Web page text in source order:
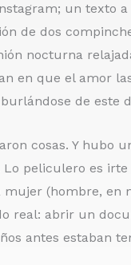
un texto
de dos
nocturna
en que el amor
de este
cosas. Y hubo
peliculero es
(hombre, en
real: abrir un
antes estaban